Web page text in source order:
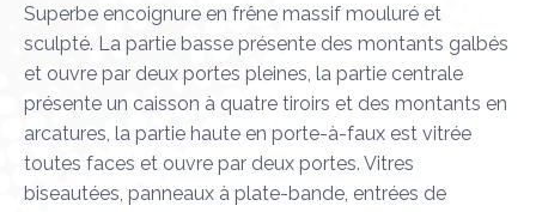
Superbe encoignure en frêne massif mouluré et
sculpté. La partie basse présente des montants galbés
et ouvre par deux portes pleines, la partie centrale
présente un caisson à quatre tiroirs et des montants en
arcatures, la partie haute en porte-à-faux est vitrée
toutes faces et ouvre par deux portes. Vitres
biseautées, panneaux à plate-bande, entrées de